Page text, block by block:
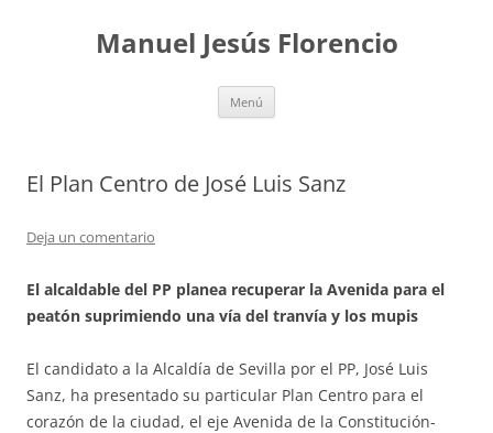
contenidoManuel Jesús Florencio
Menú
El Plan Centro de José Luis Sanz
Deja un comentario
El alcaldable del PP planea recuperar la Avenida para el
peatón suprimiendo una vía del tranvía y los mupis
El candidato a la Alcaldía de Sevilla por el PP, José Luis
Sanz, ha presentado su particular Plan Centro para el
corazón de la ciudad, el eje Avenida de la Constitución-